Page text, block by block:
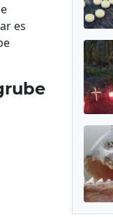
es